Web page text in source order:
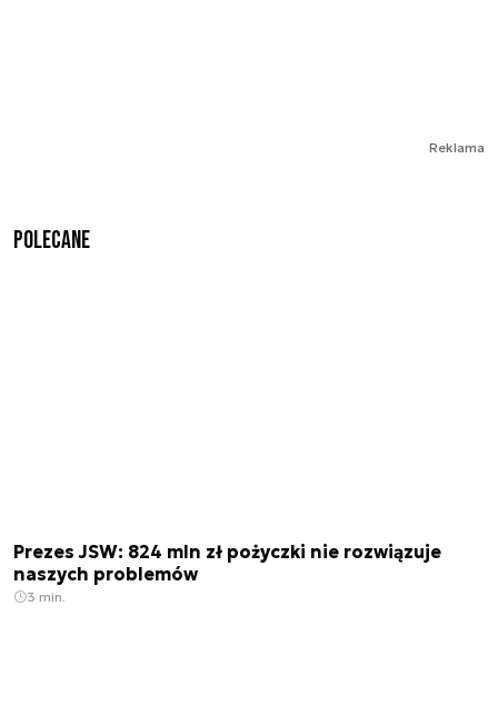
Reklama
Polecane
Prezes JSW: 824 mln zł pożyczki nie rozwiązuje
naszych problemów
3 min.